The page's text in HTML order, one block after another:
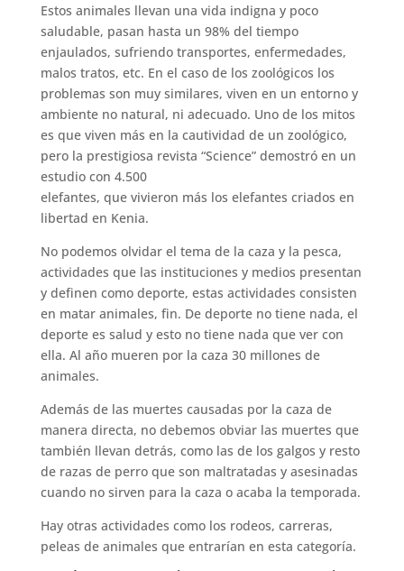
Estos animales llevan una vida indigna y poco
saludable, pasan hasta un 98% del tiempo
enjaulados, sufriendo transportes, enfermedades,
malos tratos, etc. En el caso de los zoológicos los
problemas son muy similares, viven en un entorno y
ambiente no natural, ni adecuado. Uno de los mitos
es que viven más en la cautividad de un zoológico,
pero la prestigiosa revista “Science” demostró en un
estudio con 4.500
elefantes, que vivieron más los elefantes criados en
libertad en Kenia.
No podemos olvidar el tema de la caza y la pesca,
actividades que las instituciones y medios presentan
y definen como deporte, estas actividades consisten
en matar animales, fin. De deporte no tiene nada, el
deporte es salud y esto no tiene nada que ver con
ella. Al año mueren por la caza 30 millones de
animales.
Además de las muertes causadas por la caza de
manera directa, no debemos obviar las muertes que
también llevan detrás, como las de los galgos y resto
de razas de perro que son maltratadas y asesinadas
cuando no sirven para la caza o acaba la temporada.
Hay otras actividades como los rodeos, carreras,
peleas de animales que entrarían en esta categoría.